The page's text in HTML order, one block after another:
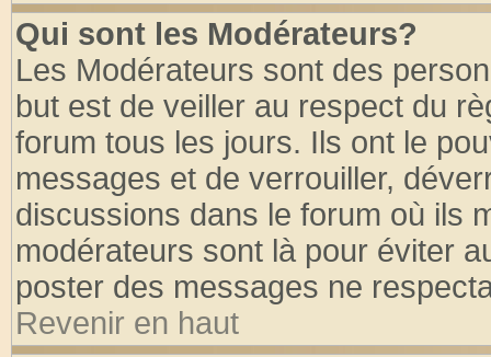
Qui sont les Modérateurs?
Les Modérateurs sont des
but est de veiller au respect du
forum tous les jours. Ils ont le
messages et de verrouiller,
discussions dans le forum où ils
modérateurs sont là pour éviter
poster des messages ne
Revenir en haut